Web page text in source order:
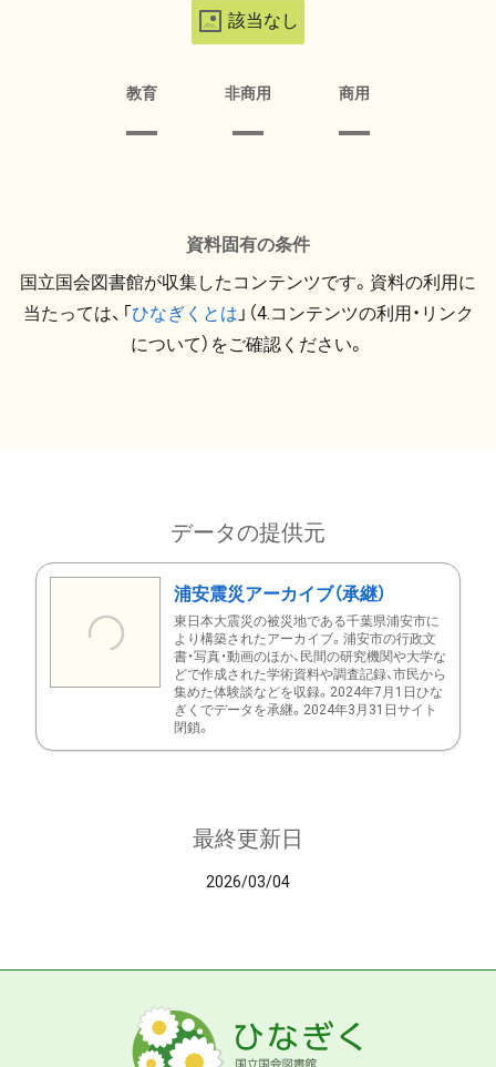
該当なし
教育 非商用 商用
資料固有の条件
国立国会図書館が収集したコンテンツです。資料の利用に
当たっては、「ひなぎくとは 」（4.コンテンツの利用・リンク
について）をご確認ください。
データの提供元
浦安震災アーカイブ（承継）
東日本大震災の被災地である千葉県浦安市に
より構築されたアーカイブ。浦安市の行政文
書・写真・動画のほか、民間の研究機関や大学な
どで作成された学術資料や調査記録、市民から
集めた体験談などを収録。2024年7月1日ひな
ぎくでデータを承継。2024年3月31日サイト
閉鎖。
最終更新日
2026/03/04